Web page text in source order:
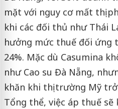
mặt với nguy cơ mất thị
khi các đối thủ như Thái
hưởng mức thuế đối ứng
24%. Mặc dù Casumina
như Cao su Đà Nẵng,
khăn khi thị trường Mỹ
Tổng thể, việc áp thuế sẽ